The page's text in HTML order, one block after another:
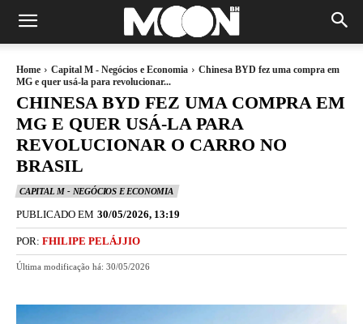
Home Capital M - Negócios e Economia
Chinesa BYD fez uma compra em
MG e quer usá-la para revolucionar...
CHINESA BYD FEZ UMA COMPRA EM
MG E QUER USÁ-LA PARA
REVOLUCIONAR O CARRO NO
BRASIL
CAPITAL M - NEGÓCIOS E ECONOMIA
PUBLICADO EM 30/05/2026, 13:19
POR: FHILIPE PELÁJJIO
Última modificação há: 30/05/2026